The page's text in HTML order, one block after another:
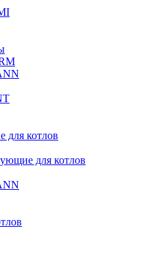
для котлов
для котлов